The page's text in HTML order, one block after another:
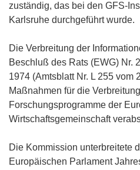
zuständig, das bei den GFS-
Karlsruhe durchgeführt wurde.
Die Verbreitung der
Beschluß des Rats (EWG) Nr.
1974 (Amtsblatt Nr. L 255 vom
Maßnahmen für die
Forschungsprogramme der
Wirtschaftsgemeinschaft
Die Kommission unterbreitete
Europäischen Parlament